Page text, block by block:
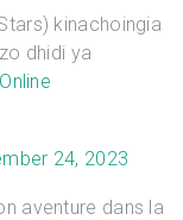
kinachoingia
dhidi ya
24, 2023
aventure dans la